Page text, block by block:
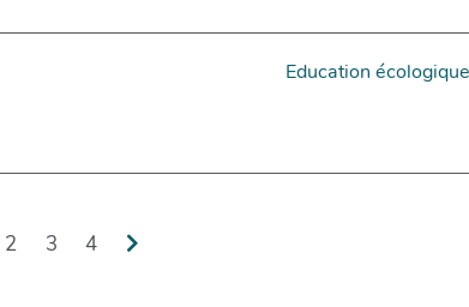
Education
2 3 4